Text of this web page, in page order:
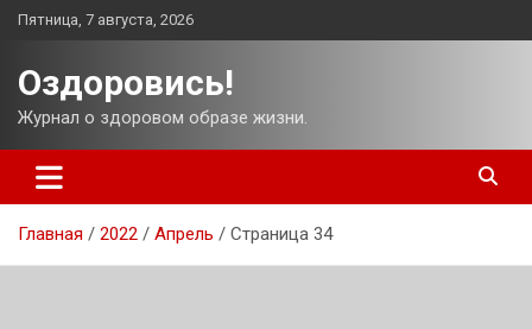
Перейти
Пятница, 7 августа, 2026
Оздоровись!
Журнал о здоровом образе жизни.
Главная 2022 Апрель Страница 34